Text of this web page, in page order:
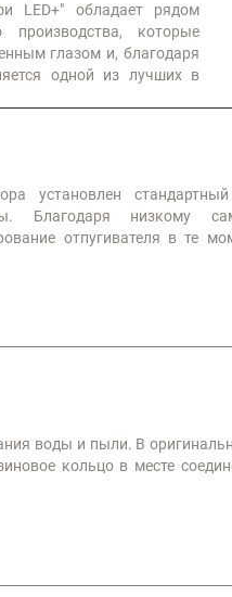
LED+" обладает рядом
которые
глазом и, благодаря
одной из лучших в
установлен
Благодаря низкому
отпугивателя в те
воды и пыли. В
кольцо в месте